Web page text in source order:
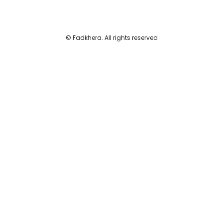
© Fadkhera. All rights reserved